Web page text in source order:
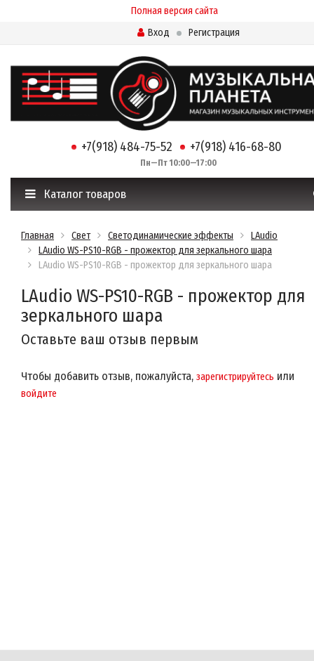
Полная версия сайта
Вход
Регистрация
+7(918) 484-75-52 +7(918) 416-68-80
Пн—Пт 10:00—17:00
Каталог товаров
Главная Свет Светодинамические эффекты
LAudio
LAudio WS-PS10-RGB - прожектор для зеркального шара
LAudio WS-PS10-RGB - прожектор для зеркального шара
LAudio WS-PS10-RGB - прожектор для
зеркального шара
Оставьте ваш отзыв первым
Чтобы добавить отзыв, пожалуйста, зарегистрируйтесь или
войдите